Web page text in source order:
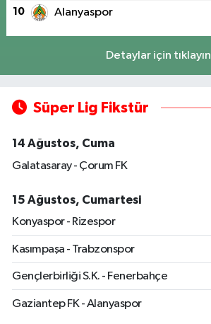
10 Alanyaspor
Detaylar için tıklayın
Süper Lig Fikstür
14 Ağustos, Cuma
Galatasaray - Çorum FK
15 Ağustos, Cumartesi
Konyaspor - Rizespor
Kasımpaşa - Trabzonspor
Gençlerbirliği S.K. - Fenerbahçe
Gaziantep FK - Alanyaspor